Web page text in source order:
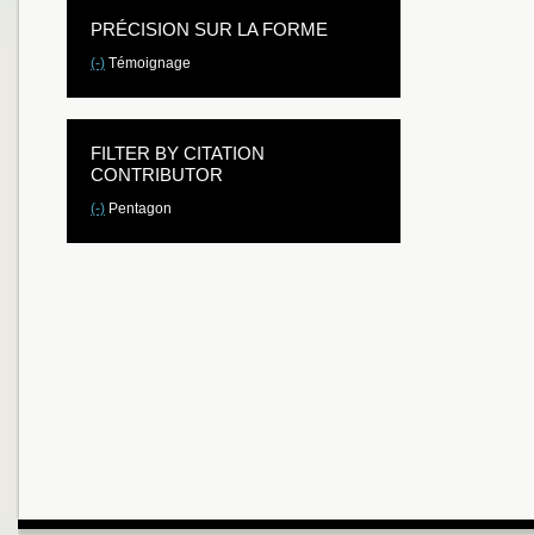
PRÉCISION SUR LA FORME
(-) Témoignage
FILTER BY CITATION
CONTRIBUTOR
(-) Pentagon